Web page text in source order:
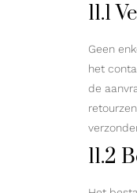
11.1
Geen
het
de
11.2